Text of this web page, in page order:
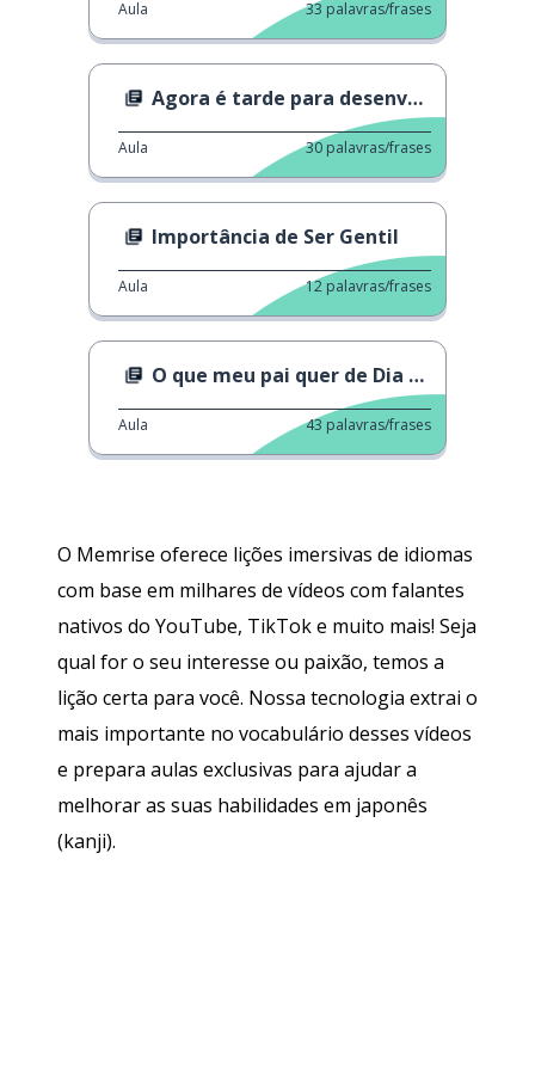
O Memrise oferece lições imersivas de idiomas
com base em milhares de vídeos com falantes
nativos do YouTube, TikTok e muito mais! Seja
qual for o seu interesse ou paixão, temos a
lição certa para você. Nossa tecnologia extrai o
mais importante no vocabulário desses vídeos
e prepara aulas exclusivas para ajudar a
melhorar as suas habilidades em japonês
(kanji).
Aula 33 palavras/frases
Agora é tarde para desenvolver IA?
Aula 30 palavras/frases
Importância de Ser Gentil
Aula 12 palavras/frases
O que meu pai quer de Dia dos Pais
Aula 43 palavras/frases